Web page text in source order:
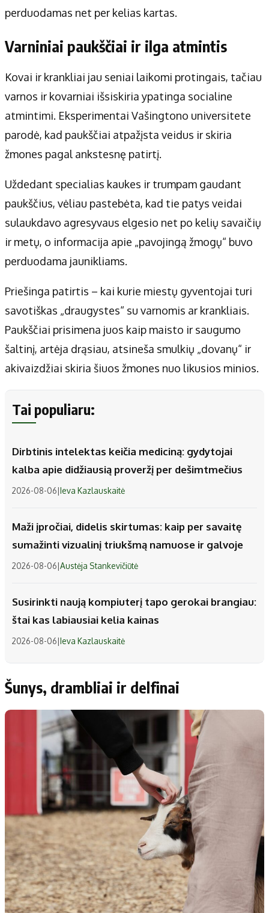
perduodamas net per kelias kartas.
Varniniai paukščiai ir ilga atmintis
Kovai ir krankliai jau seniai laikomi protingais, tačiau
varnos ir kovarniai išsiskiria ypatinga socialine
atmintimi. Eksperimentai Vašingtono universitete
parodė, kad paukščiai atpažįsta veidus ir skiria
žmones pagal ankstesnę patirtį.
Uždedant specialias kaukes ir trumpam gaudant
paukščius, vėliau pastebėta, kad tie patys veidai
sulaukdavo agresyvaus elgesio net po kelių savaičių
ir metų, o informacija apie „pavojingą žmogų“ buvo
perduodama jaunikliams.
Priešinga patirtis – kai kurie miestų gyventojai turi
savotiškas „draugystes“ su varnomis ar krankliais.
Paukščiai prisimena juos kaip maisto ir saugumo
šaltinį, artėja drąsiau, atsineša smulkių „dovanų“ ir
akivaizdžiai skiria šiuos žmones nuo likusios minios.
Tai populiaru:
Dirbtinis intelektas keičia mediciną: gydytojai
kalba apie didžiausią proveržį per dešimtmečius
2026-08-06|Ieva Kazlauskaitė
Maži įpročiai, didelis skirtumas: kaip per savaitę
sumažinti vizualinį triukšmą namuose ir galvoje
2026-08-06|Austėja Stankevičiūtė
Susirinkti naują kompiuterį tapo gerokai brangiau:
štai kas labiausiai kelia kainas
2026-08-06|Ieva Kazlauskaitė
Šunys, drambliai ir delfinai